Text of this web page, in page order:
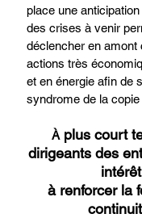
place une
des crises à venir
déclencher en amont
actions très
et en énergie afin de
syndrome de la copie
À plus court
dirigeants des
à renforcer la